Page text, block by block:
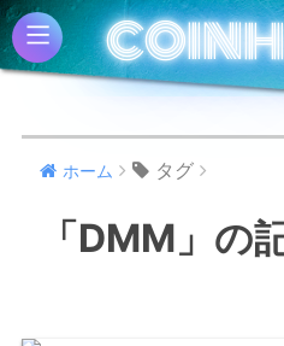
ホーム タグ
「DMM」の